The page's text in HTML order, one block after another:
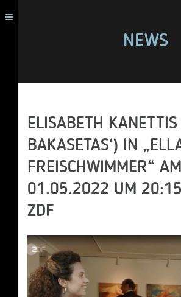
NEWS
ELISABETH KANETTIS
BAKASETAS‘) IN
FREISCHWIMMER“ AM
01.05.2022 UM
ZDF